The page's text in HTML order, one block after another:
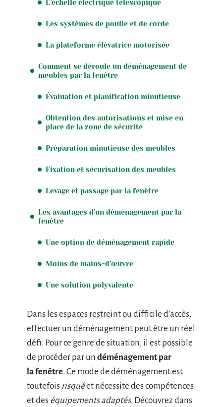
L’échelle électrique télescopique
Les systèmes de poulie et de corde
La plateforme élévatrice motorisée
Comment se déroule un déménagement de
meubles par la fenêtre
Évaluation et planification minutieuse
Obtention des autorisations et mise en
place de la zone de sécurité
Préparation minutieuse des meubles
Fixation et sécurisation des meubles
Levage et passage par la fenêtre
Les avantages d’un déménagement par la
fenêtre
Une option de déménagement rapide
Moins de mains-d’œuvre
Une solution polyvalente
Dans les espaces restreint ou difficile d’accès,
effectuer un déménagement peut être un réel
défi. Pour ce genre de situation, il est possible
de procéder par un déménagement par
lafenêtre. Ce mode de déménagement est
toutefois risquéet nécessite des compétences
et des équipements adaptés. Découvrez dans